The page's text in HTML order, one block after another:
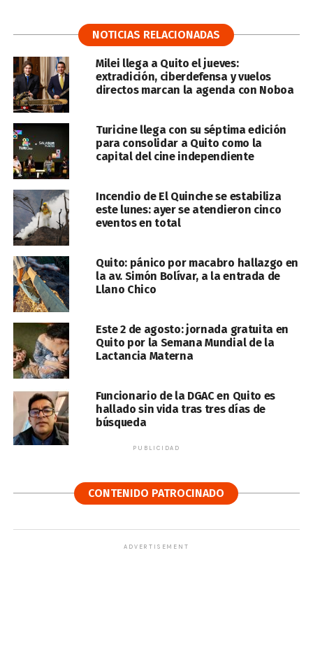
NOTICIAS RELACIONADAS
Milei llega a Quito el jueves:
extradición, ciberdefensa y vuelos
directos marcan la agenda con Noboa
Turicine llega con su séptima edición
para consolidar a Quito como la
capital del cine independiente
Incendio de El Quinche se estabiliza
este lunes: ayer se atendieron cinco
eventos en total
Quito: pánico por macabro hallazgo en
la av. Simón Bolívar, a la entrada de
Llano Chico
Este 2 de agosto: jornada gratuita en
Quito por la Semana Mundial de la
Lactancia Materna
Funcionario de la DGAC en Quito es
hallado sin vida tras tres días de
búsqueda
PUBLICIDAD
CONTENIDO PATROCINADO
ADVERTISEMENT